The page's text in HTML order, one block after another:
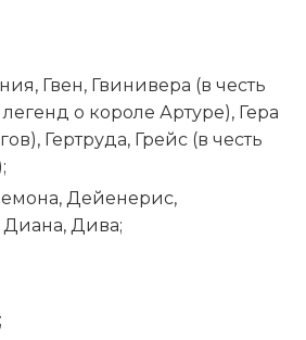
Гвен, Гвинивера (в честь
о короле Артуре), Гера
Гертруда, Грейс (в честь
Дейенерис,
Дива;